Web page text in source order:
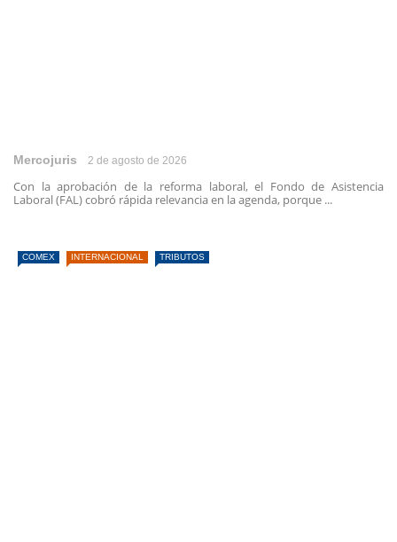
Mercojuris 2 de agosto de 2026
Con la aprobación de la reforma laboral, el Fondo de Asistencia
Laboral (FAL) cobró rápida relevancia en la agenda, porque ...
COMEX INTERNACIONAL TRIBUTOS